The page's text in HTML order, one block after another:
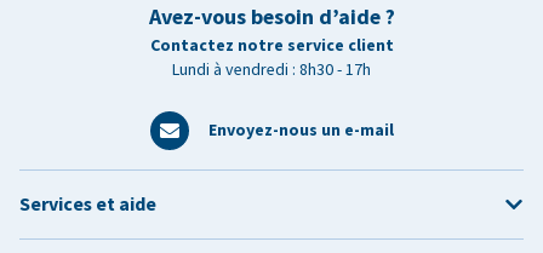
Avez-vous besoin d’aide ?
Contactez notre service client
Lundi à vendredi : 8h30 - 17h
Envoyez-nous un e-mail
Services et aide